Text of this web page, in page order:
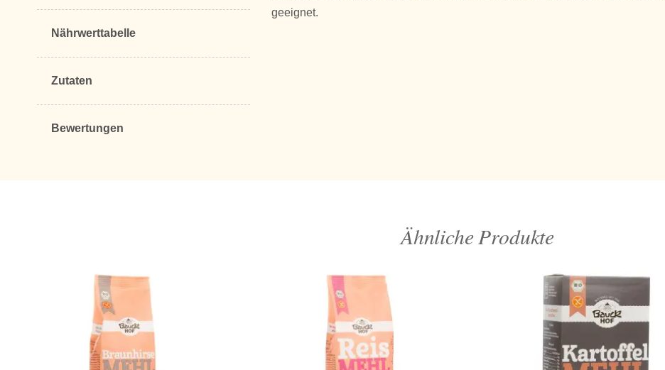
Nährwerttabelle
Zutaten
Bewertungen
geeignet.
Ähnliche Produkte